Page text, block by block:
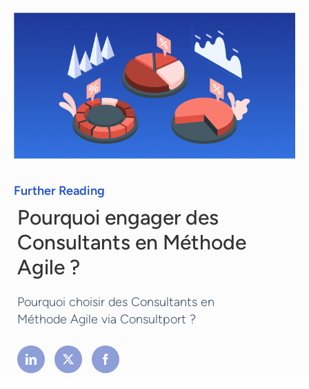
transparence.
Further Reading
Pourquoi engager des
Consultants en Méthode
Agile ?
Pourquoi choisir des Consultants en
Méthode Agile via Consultport ?